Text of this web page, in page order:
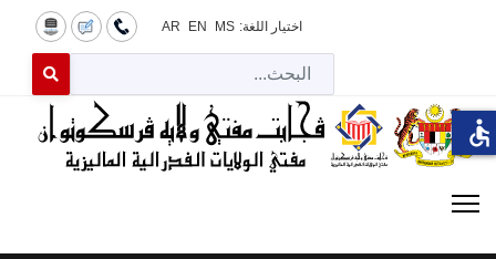
اختيار اللغة: MS
EN
AR
for results.
accessible